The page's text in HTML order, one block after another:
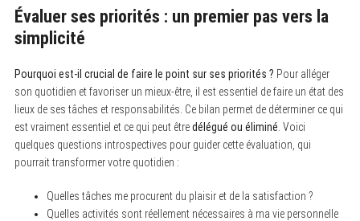
Évaluer ses priorités : un premier pas vers la
simplicité
Pourquoi est-il crucial de faire le point sur ses priorités ? Pour alléger
son quotidien et favoriser un mieux-être, il est essentiel de faire un état des
lieux de ses tâches et responsabilités. Ce bilan permet de déterminer ce qui
est vraiment essentiel et ce qui peut êtredélégué ou éliminé . Voici
quelques questions introspectives pour guider cette évaluation, qui
pourrait transformer votre quotidien :
Quelles tâches me procurent du plaisir et de la satisfaction ?
Quelles activités sont réellement nécessaires à ma vie personnelle